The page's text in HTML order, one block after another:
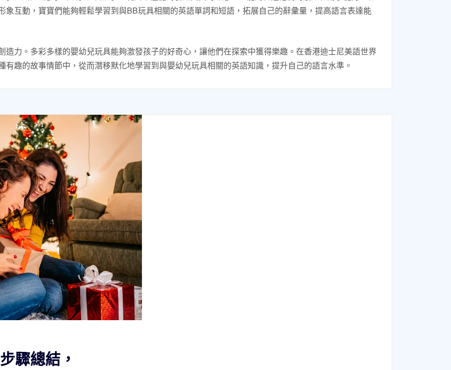
象互動，寶寶們能夠輕鬆學習到與BB玩具相關的英語單詞和短語，拓展自己的辭彙量，提高語言表達能
造力。多彩多樣的嬰幼兒玩具能夠激發孩子的好奇心，讓他們在探索中獲得樂趣。在香港迪士尼美語世界
趣的故事情節中，從而潛移默化地學習到與嬰幼兒玩具相關的英語知識，提升自己的語言水準。
驟總結，